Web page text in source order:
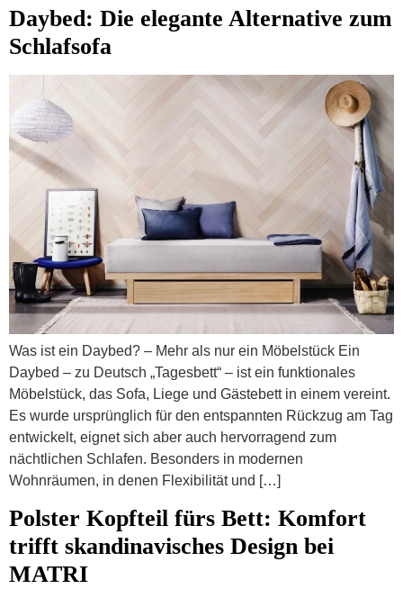
Daybed: Die elegante Alternative zum
Schlafsofa
Was ist ein Daybed? – Mehr als nur ein Möbelstück Ein
Daybed – zu Deutsch „Tagesbett“ – ist ein funktionales
Möbelstück, das Sofa, Liege und Gästebett in einem vereint.
Es wurde ursprünglich für den entspannten Rückzug am Tag
entwickelt, eignet sich aber auch hervorragend zum
nächtlichen Schlafen. Besonders in modernen
Wohnräumen, in denen Flexibilität und […]
Polster Kopfteil fürs Bett: Komfort
trifft skandinavisches Design bei
MATRI